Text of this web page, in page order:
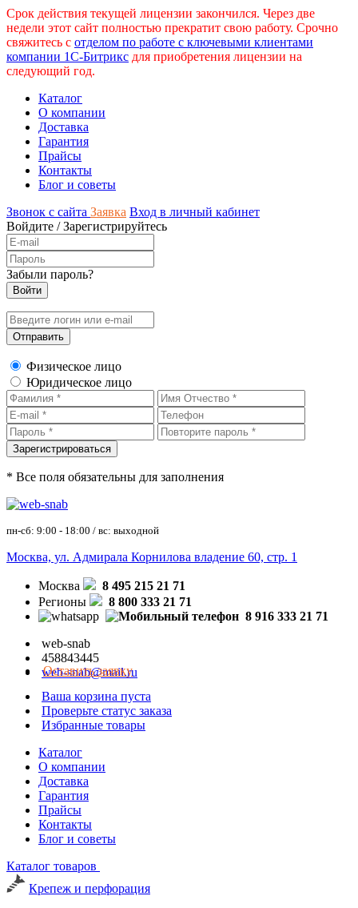
Срок действия текущей лицензии закончился. Через две
недели этот сайт полностью прекратит свою работу. Срочно
свяжитесь с отделом по работе с ключевыми клиентами
компании 1С-Битрикс для приобретения лицензии на
следующий год.
Каталог
О компании
Доставка
Гарантия
Прайсы
Контакты
Блог и советы
Звонок с сайта Заявка Вход в личный кабинет
Войдите /Зарегистрируйтесь
Забыли пароль?
Физическое лицо
Юридическое лицо
* Все поля обязательны для заполнения
пн-сб: 9:00 - 18:00 / вс: выходной
Москва, ул. Адмирала Корнилова владение 60, стр. 1
Москва
8 495 215 21 71
Регионы
8 800 333 21 71
8 916 333 21 71
web-snab
458843445
web-snab@mail.ru
Оставить заявку
Ваша корзина пуста
Проверьте статус заказа
Избранные товары
Каталог
О компании
Доставка
Гарантия
Прайсы
Контакты
Блог и советы
Каталог товаров
Крепеж и перфорация